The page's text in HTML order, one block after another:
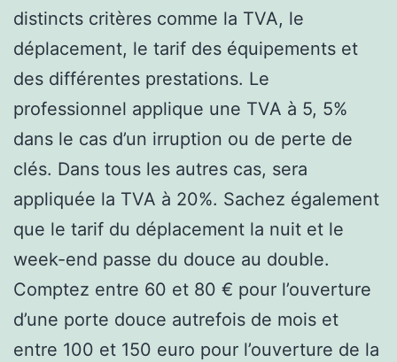
distincts critères comme la TVA, le
déplacement, le tarif des équipements et
des différentes prestations. Le
professionnel applique une TVA à 5, 5%
dans le cas d’un irruption ou de perte de
clés. Dans tous les autres cas, sera
appliquée la TVA à 20%. Sachez également
que le tarif du déplacement la nuit et le
week-end passe du douce au double.
Comptez entre 60 et 80 € pour l’ouverture
d’une porte douce autrefois de mois et
entre 100 et 150 euro pour l’ouverture de la